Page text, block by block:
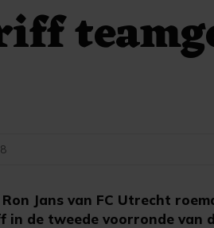
Jans van FC Utrecht
in de tweede voorronde van